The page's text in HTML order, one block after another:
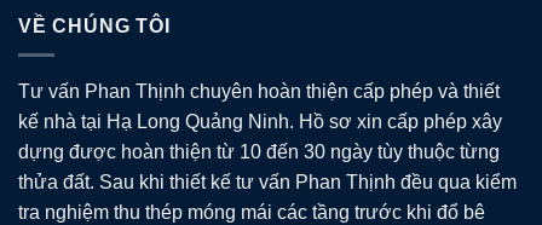
VỀ CHÚNG TÔI
Tư vấn Phan Thịnh chuyên hoàn thiện cấp phép và thiết
kế nhà tại Hạ Long Quảng Ninh. Hồ sơ xin cấp phép xây
dựng được hoàn thiện từ 10 đến 30 ngày tùy thuộc từng
thửa đất. Sau khi thiết kế tư vấn Phan Thịnh đều qua kiểm
tra nghiệm thu thép móng mái các tầng trước khi đổ bê